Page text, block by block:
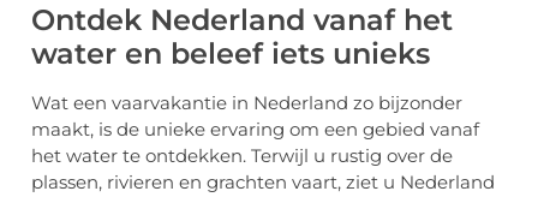
Ontdek Nederland vanaf het
water en beleef iets unieks
Wat een vaarvakantie in Nederland zo bijzonder
maakt, is de unieke ervaring om een gebied vanaf
het water te ontdekken. Terwijl u rustig over de
plassen, rivieren en grachten vaart, ziet u Nederland